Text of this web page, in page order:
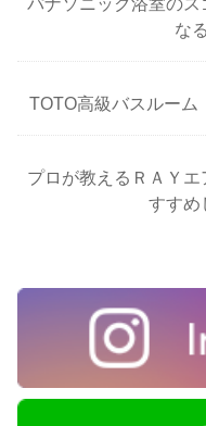
な
TOTO高級バスルーム
プロが教えるＲＡＹ
すすめ